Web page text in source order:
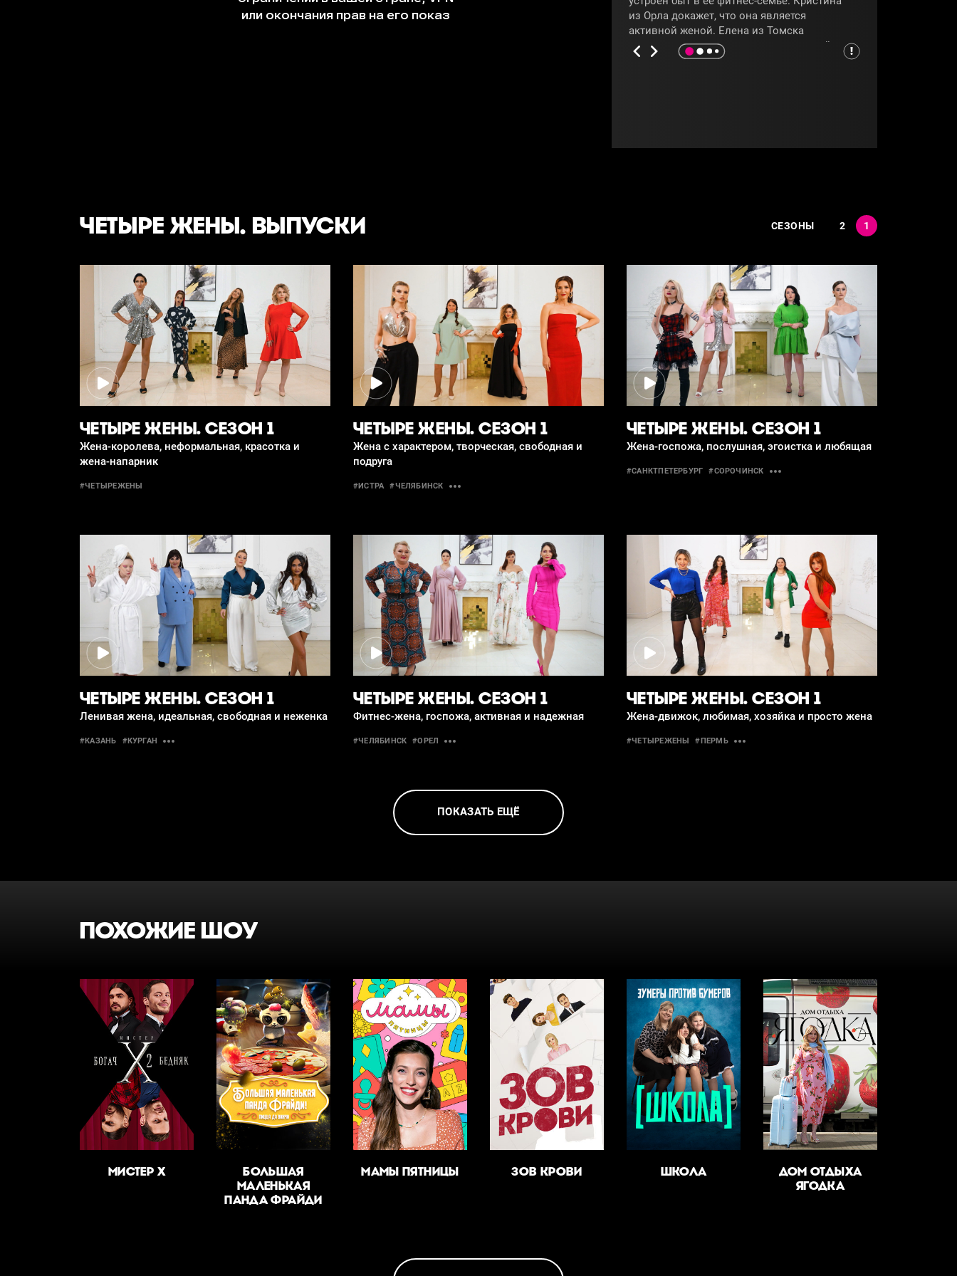
из Орла докажет, что она является
активной женой. Елена из Томска
поделится секретами своих отношений, в
которых за хозяйственность отвечает муж.
ЧЕТЫРЕ ЖЕНЫ. ВЫПУСКИ СЕЗОНЫ 2 1
ЧЕТЫРЕ ЖЕНЫ. СЕЗОН 1
Жена-королева, неформальная, красотка и
жена-напарник
#ЧЕТЫРЕЖЕНЫ
ЧЕТЫРЕ ЖЕНЫ. СЕЗОН 1
Жена с характером, творческая, свободная и
подруга
#ИСТРА #ЧЕЛЯБИНСК
ЧЕТЫРЕ ЖЕНЫ. СЕЗОН 1
Жена-госпожа, послушная, эгоистка и любящая
#САНКТПЕТЕРБУРГ #СОРОЧИНСК
ЧЕТЫРЕ ЖЕНЫ. СЕЗОН 1
Ленивая жена, идеальная, свободная и неженка
#КАЗАНЬ #КУРГАН
ЧЕТЫРЕ ЖЕНЫ. СЕЗОН 1
Фитнес-жена, госпожа, активная и надежная
#ЧЕЛЯБИНСК #ОРЕЛ
ЧЕТЫРЕ ЖЕНЫ. СЕЗОН 1
Жена-движок, любимая, хозяйка и просто жена
#ЧЕТЫРЕЖЕНЫ #ПЕРМЬ
ПОКАЗАТЬ ЕЩЁ
ПОХОЖИЕ ШОУ
МИСТЕР Х
БОЛЬШАЯ
МАЛЕНЬКАЯ
ПАНДА ФРАЙДИ
МАМЫ ПЯТНИЦЫ ЗОВ КРОВИ ШКОЛА
ДОМ ОТДЫХА
ЯГОДКА